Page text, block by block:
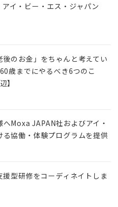
イ・ビー・エス・ジャパン
のお金」をちゃんと考えてい
歳までにやるべき6つのこ
】
Moxa JAPAN社およびアイ・
協働・体験プログラムを提供
型研修をコーディネイトしま